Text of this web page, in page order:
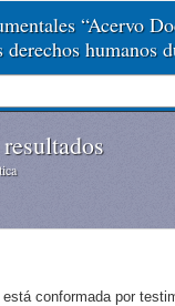
“Acervo
humanos
está conformada por